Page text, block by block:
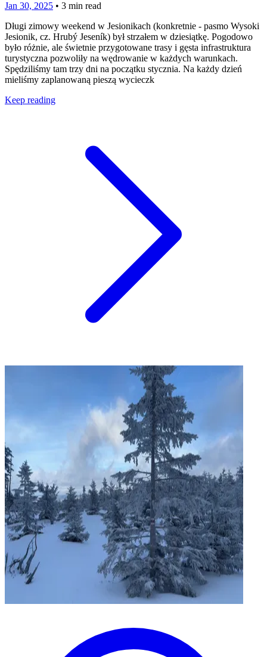
Jan 30, 2025 • 3 min read
Długi zimowy weekend w Jesionikach (konkretnie - pasmo Wysoki
Jesionik, cz. Hrubý Jeseník) był strzałem w dziesiątkę. Pogodowo
było różnie, ale świetnie przygotowane trasy i gęsta infrastruktura
turystyczna pozwoliły na wędrowanie w każdych warunkach.
Spędziliśmy tam trzy dni na początku stycznia. Na każdy dzień
mieliśmy zaplanowaną pieszą wycieczk
Keep reading